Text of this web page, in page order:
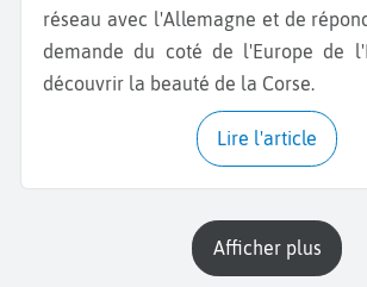
réseau avec l'Allemagne et de
demande du coté de l'Europe de
découvrir la beauté de la Corse.
Lire l'article
Afficher plus